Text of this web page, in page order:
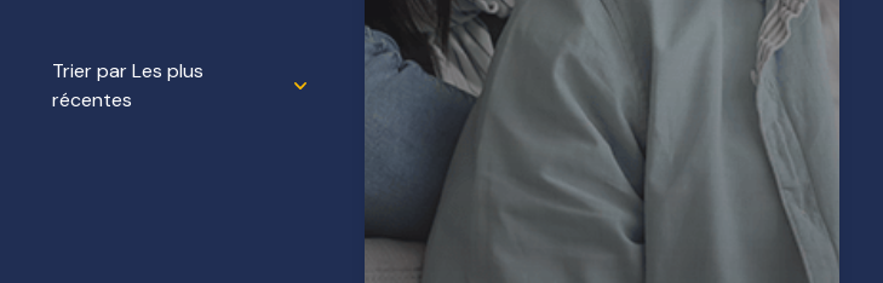
Trier par Les plus
récentes